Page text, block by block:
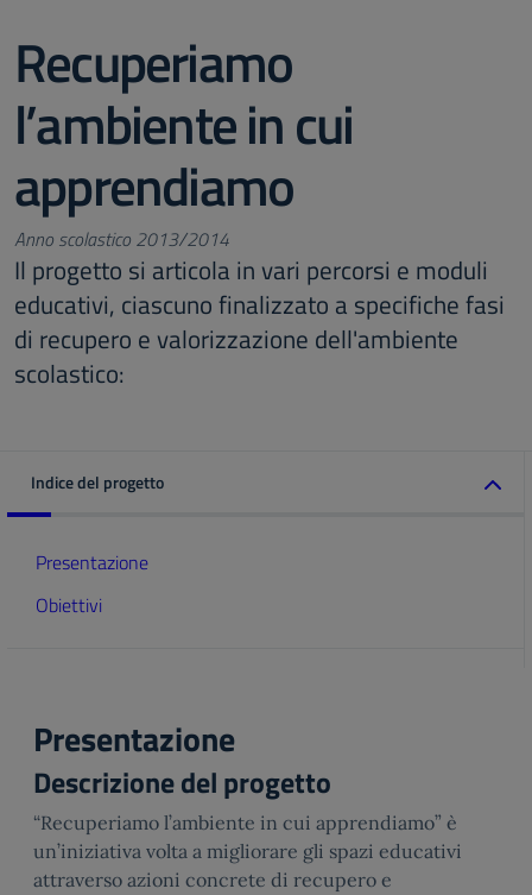
Recuperiamo
l’ambiente in cui
apprendiamo
Anno scolastico 2013/2014
Il progetto si articola in vari percorsi e moduli
educativi, ciascuno finalizzato a specifiche fasi
di recupero e valorizzazione dell'ambiente
scolastico:
Indice del progetto
Presentazione
Obiettivi
Presentazione
Descrizione del progetto
“Recuperiamo l’ambiente in cui apprendiamo” è
un’iniziativa volta a migliorare gli spazi educativi
attraverso azioni concrete di recupero e